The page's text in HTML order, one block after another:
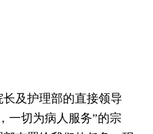
及护理部的直接领导
一切为病人服务”的宗